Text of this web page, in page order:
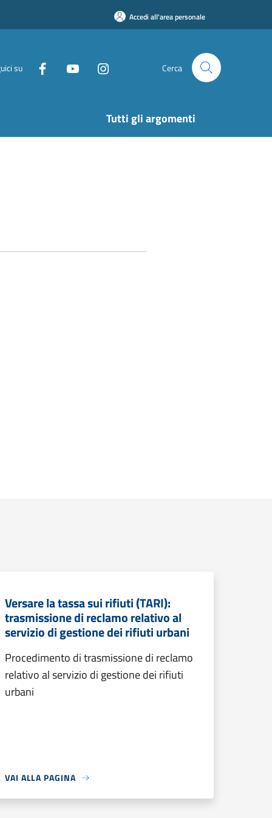
Accedi all'area personale
su Cerca
Tutti gli argomenti
Versare la tassa sui rifiuti (TARI):
trasmissione di reclamo relativo al
servizio di gestione dei rifiuti urbani
Procedimento di trasmissione di reclamo
relativo al servizio di gestione dei rifiuti
urbani
VAI ALLA PAGINA